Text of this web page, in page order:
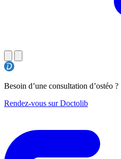
Besoin d’une consultation d’ostéo ?
Rendez-vous sur Doctolib